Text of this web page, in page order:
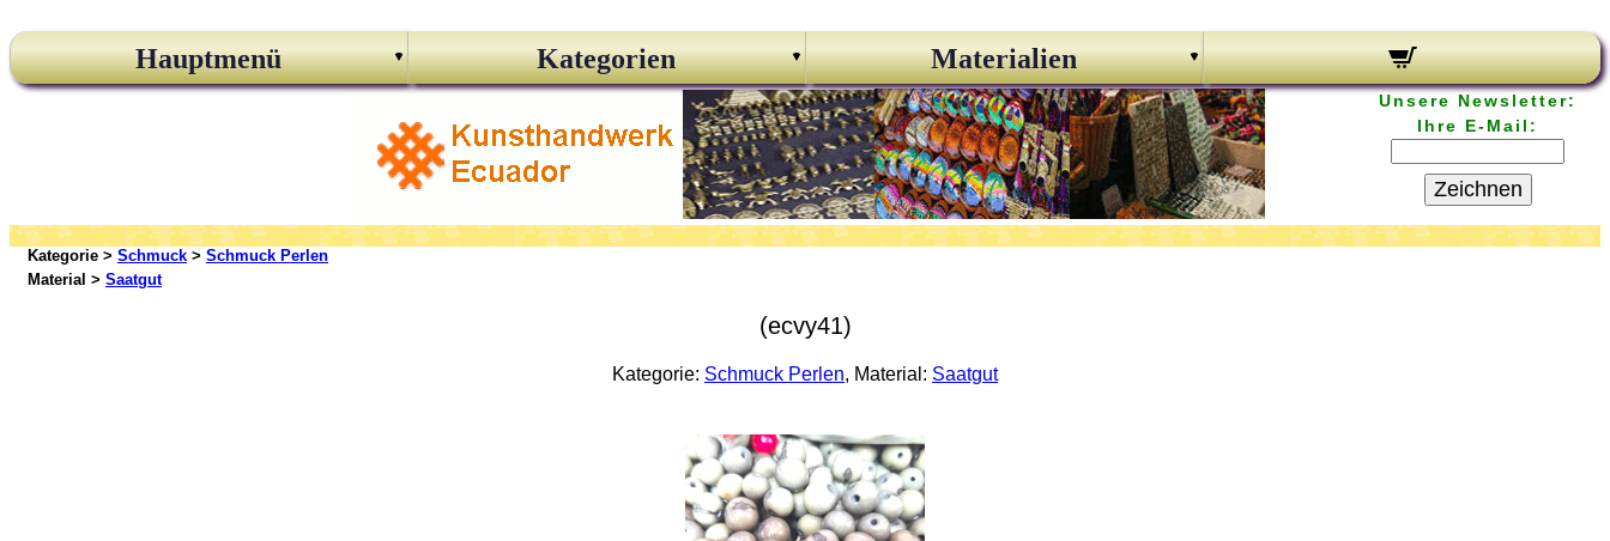
Hauptmenü Kategorien Materialien
Unsere Newsletter:
Ihre E-Mail:
Zeichnen
Kategorie > Schmuck > Schmuck Perlen
Material > Saatgut
(ecvy41)
Kategorie: Schmuck Perlen, Material: Saatgut